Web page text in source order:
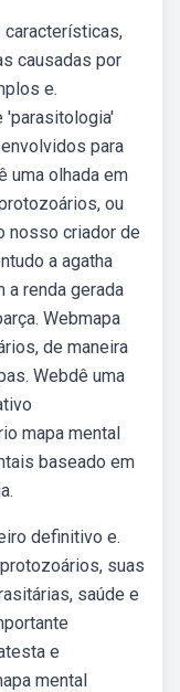
características,
causadas por
e.
'parasitologia'
para
uma olhada em
ou
nosso criador de
a agatha
a renda gerada
Webmapa
de maneira
Webdê uma
mapa mental
baseado em
definitivo e.
suas
saúde e
e
mental